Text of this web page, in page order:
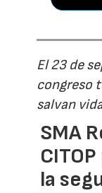
El 23 de
congreso
salvan
SMA
la